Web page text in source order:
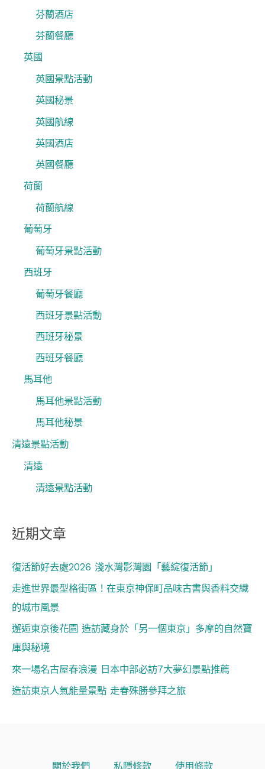
芬蘭酒店
芬蘭餐廳
英國
英國景點活動
英國秘景
英國航線
英國酒店
英國餐廳
荷蘭
荷蘭航線
葡萄牙
葡萄牙景點活動
西班牙
葡萄牙餐廳
西班牙景點活動
西班牙秘景
西班牙餐廳
馬耳他
馬耳他景點活動
馬耳他秘景
清遠景點活動
清遠
清遠景點活動
近期文章
復活節好去處2026 淺水灣影灣園「藝綻復活節」
走進世界最型格街區！在東京神保町品味古書與香料交織
的城市風景
邂逅東京後花園 造訪藏身於「另一個東京」多摩的自然寶
庫與秘境
來一場名古屋春浪漫 日本中部必訪7大夢幻景點推薦
造訪東京人氣能量景點 走春殊勝參拜之旅
關於我們 私隱條款 使用條款